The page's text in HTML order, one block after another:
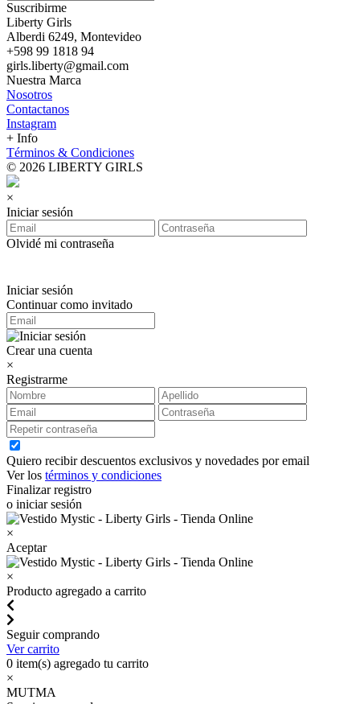
Suscribirme
Liberty Girls
Alberdi 6249, Montevideo
+598 99 1818 94
girls.liberty@gmail.com
Nuestra Marca
Nosotros
Contactanos
Instagram
+ Info
Términos & Condiciones
© 2026 LIBERTY GIRLS
×
Iniciar sesión
Olvidé mi contraseña
Iniciar sesión
Continuar como invitado
Crear una cuenta
×
Registrarme
Quiero recibir descuentos exclusivos y novedades por email
Ver los términos y condiciones
Finalizar registro
o iniciar sesión
×
Aceptar
×
Producto agregado a carrito
Seguir comprando
Ver carrito
0 item(s) agregado tu carrito
×
MUTMA